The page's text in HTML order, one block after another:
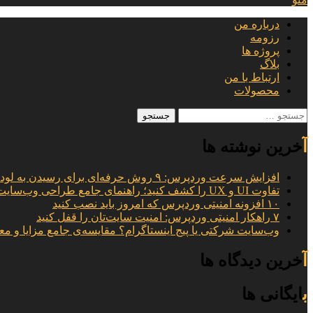
درباره من
رزومه
پروژه ها
بلاگ
ارتباط با من
محصولات
جستجو
آخرین نوشته ها
افزایش سرعت وردپرس: ۹ روش حرفه‌ای برای رسیدن به لود ۱ ثانیه
تفاوت UI و UX را کشف کنید؛ راهنمای جامع طراحی وب‌سایت
۱۰ افزونه امنیتی وردپرس که امروز باید نصب کنید
۷ راهکار امنیتی وردپرس: امنیت سایت‌تان را قفل کنید
وب‌سایت شرکتی یا پیج اینستاگرام؟ مقایسه‌ی جامع مزایا و
آخرین دیدگاه ها
بایگانی ها